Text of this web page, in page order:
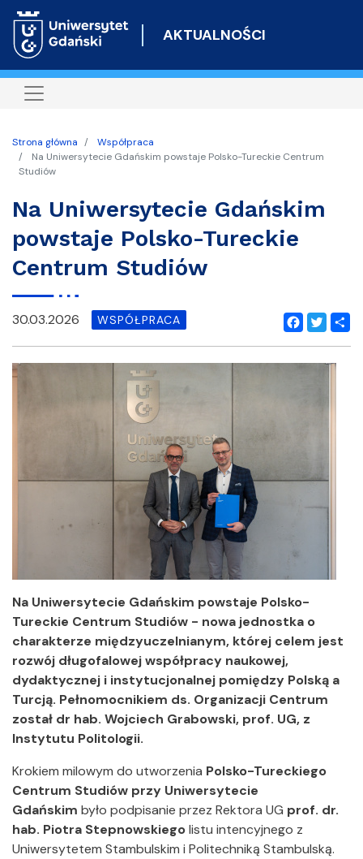
do
AKTUALNOŚCI
Strona główna
Współpraca
Na Uniwersytecie Gdańskim powstaje Polsko-Tureckie Centrum
Studiów
Na Uniwersytecie Gdańskim
powstaje Polsko-Tureckie
Centrum Studiów
Facebook
Twitter
30.03.2026 WSPÓŁPRACA
Na Uniwersytecie Gdańskim powstaje Polsko-
Tureckie Centrum Studiów - nowa jednostka o
charakterze międzyuczelnianym, której celem jest
rozwój długofalowej współpracy naukowej,
dydaktycznej i instytucjonalnej pomiędzy Polską a
Turcją. Pełnomocnikiem ds. Organizacji Centrum
został dr hab. Wojciech Grabowski, prof. UG, z
Instytutu Politologii.
Krokiem milowym do utworzenia Polsko-Tureckiego
Centrum Studiów przy Uniwersytecie
Gdańskim było podpisanie przez Rektora UG prof. dr.
hab. Piotra Stepnowskiegolistu intencyjnego z
Uniwersytetem Stambulskim i Politechniką Stambulską.